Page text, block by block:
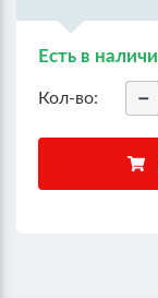
Есть в
Кол-во: −